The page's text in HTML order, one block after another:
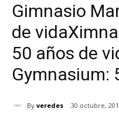
Gimnasio
de vida
50 años de
Gymnasium:
By veredes 30 octubre,